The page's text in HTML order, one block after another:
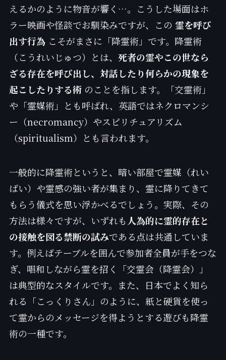
えるかのように物音が響く…。こうした場面はホ
ラー映画や怪談でお馴染みですが、この 霊を呼び
出す行為こそがまさに「降霊術」です。降霊術
（こうれいじゅつ）とは、 死者の霊やこの世なら
ざる存在を呼び出し、対話したり何らかの現象を
起こしたりする術のことを指します。「交霊術」
や「霊媒術」とも呼ばれ、英語ではネクロマンシ
ー（necromancy）やスピリチュアリズム
（spiritualism）とも言われます。
一般的に降霊術というと、暗い部屋で霊媒（れい
ばい）や霊感の強い者が集まり、霊に降りてきて
もらう儀式を思い浮かべるでしょう。実際、その
方法は様々ですが、いずれも 人為的に霊的存在と
の接触を図る禁断の試みである点は共通していま
す。例えばテーブルを囲んで参加者全員が手をつな
ぎ、唱和しながら霊を招く「交霊会（降霊会）」
は典型的なスタイルです。また、日本でよく知ら
れる「こっくりさん」のように、紙と硬貨を使っ
て霊からのメッセージを得ようとする遊びも降霊
術の一種です。